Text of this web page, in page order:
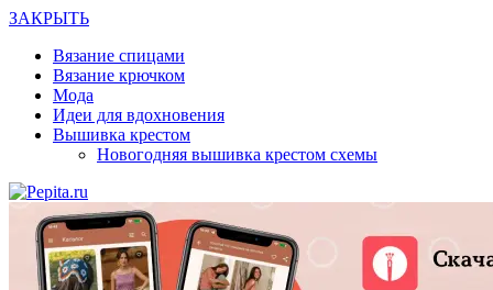
ЗАКРЫТЬ
Вязание спицами
Вязание крючком
Мода
Идеи для вдохновения
Вышивка крестом
Новогодняя вышивка крестом схемы